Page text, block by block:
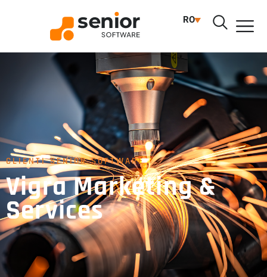
RO
CLIENTI SENIOR SOFTWARE
Vigra Marketing &
Services